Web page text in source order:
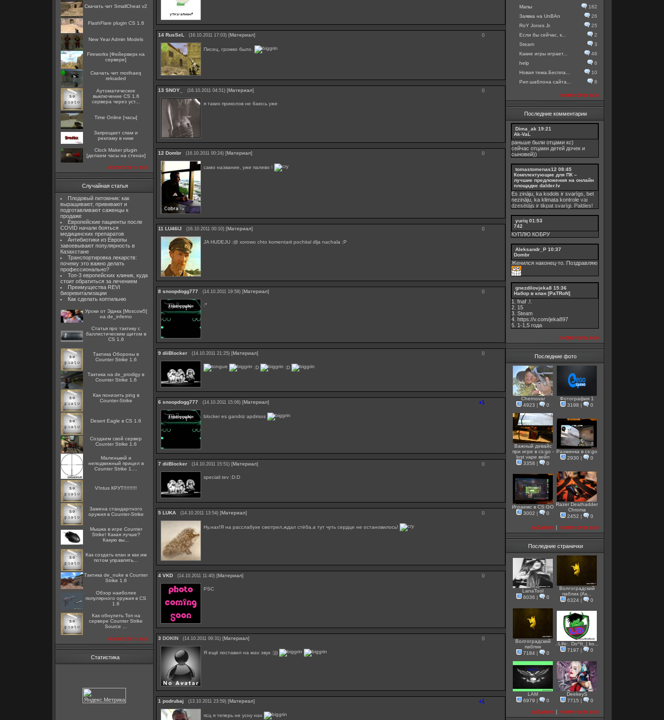
Скачать чит SmallCheat v2
FlashFlare plugin CS 1.6
New Year Admin Models
Fireworks [Фейерверк на
сервере]
Скачать чит morihaeq
reloaded
Аутоматическое
выключение CS 1.6
сервера через уст...
Time Online [часы]
Запрещает спам и
рекламу в нике
Clock Maker plugin
[делаем часы на стенах]
посмотреть все
Случайная статья
Плодовый питомник: как
выращивают, прививают и
подготавливают саженцы к
продаже
Европейские пациенты после
COVID начали бояться
медицинских препаратов
Антибиотики из Европы
завоевывают популярность в
Казахстане
Транспортировка лекарств:
почему это важно делать
профессионально?
Топ-3 европейских клиник, куда
стоит обратиться за лечением
Преимущества REVI
биоревитализации
Как сделать коптильню
Уроки от Эдика [Moscow5]
на de_inferno
Статья про тактику с
баллистическим щитом в
CS 1.6
Тактика Обороны в
Counter Strike 1.6
Тактика на de_prodigy в
Counter Strike 1.6
Как понизить ping в
Counter-Strike
Desert Eagle в CS 1.6
Создаем свой сервер
Counter Strike 1.6
Маленький и
неподвижный прицел в
Counter Strike 1....
V!ntus КРУТ!!!!!!!!!
Замена стандартного
оружия в Counter-Strike
Мышка в игре Counter
Strike! Какая лучше?
Какую вы...
Как создать клан и как им
потом управлять...
Тактика de_nuke в Counter
Strike 1.6
Обзор наиболее
популярного оружия в CS
1.6
Как обнулить Топ на
сервере Counter Strike
Source ...
посмотреть все
Статистика
0
14 RusSeL (16.10.2011 17:03) [Материал]
Писец, громко было.
0
13 SNOY_ (16.10.2011 04:51) [Материал]
я таких приколов не баюсь уже
0
12 Dombr (16.10.2011 00:24) [Материал]
само название, уже палево !
0
11 LU46IJ (16.10.2011 00:10) [Материал]
JA HUDEJU :@ xorowo chto komentarii pochital dlja nachala ;P
0
8 snoopdogg777 (14.10.2011 19:58) [Материал]
:*
0
9 diiBlocker (14.10.2011 21:25) [Материал]
:D :D
+1
6 snoopdogg777 (14.10.2011 15:06) [Материал]
blocker es gandriz apdirsos
0
7 diiBlocker (14.10.2011 15:51) [Материал]
speciali tev :D:D
0
5 LUKA (14.10.2011 13:54) [Материал]
Ну,нах!Я на расслабухе смотрел,ждал стёба,а тут чуть сердце не остановилось!
0
4 VKD (14.10.2011 11:40) [Материал]
PSC
0
3 DOKIN (14.10.2011 09:31) [Материал]
Я ещё поставил на мах звук :)))
+1
1 podrubaj (13.10.2011 23:59) [Материал]
псц я теперь не усну нах
Мапы
182
Заявка на UnBAn
26
RoY Jones Jr.
25
Если бы сейчас, к...
2
Steam
3
Какие игры играет...
46
help
6
Новая тема.Беспла...
10
Рип шаблона сайта...
8
посмотреть все
Последние комментарии
Dima_ak 19:21
Ak-VaL
раньше были отцами кс)
сейчас отцами детей дочек и
сыновей))
tomastomenas12 08:45
Комплектующие для ПК –
лучшие предложения на онлайн
площадке dalder.lv
Es zināju, ka kodols ir svarīgs, bet
nezināju, ka klimata kontrole vai
dzesētājs ir tikpat svarīgi. Paldies!
yuriq 01:53
742
КУПЛЮ КОБРУ
Aleksandr_P 10:37
Dombr
Женился наконец-то. Поздравляю
gnezdilovjeka8 15:36
Набор в клан [PaTRoN]
1. fnaf .!.
2. 15
3. Steam
4. https://v.com/jeka897
5. 1-1,5 годa
посмотреть все
Последние фото
Chernovar
4923 | 0
Фотография 1
3198 | 0
Важный девайс
при игре в cs:go -
lost vape вейп
3358 | 0
Разминка в cs:go
2930 | 0
Играемс в CS:GO
3002 | 0
Razer Deathadder
Chroma
2452 | 0
добавить | посмотреть все
Последние странички
LanaTool
6036 | 0
Волгоградский
паблик (Ак...
6324 | 0
Волгоградский
паблик
7184 | 0
.:Life:. Do^It_| ko...
7197 | 0
LAM
6979 | 0
DeekeyS
7715 | 0
добавить | посмотреть все